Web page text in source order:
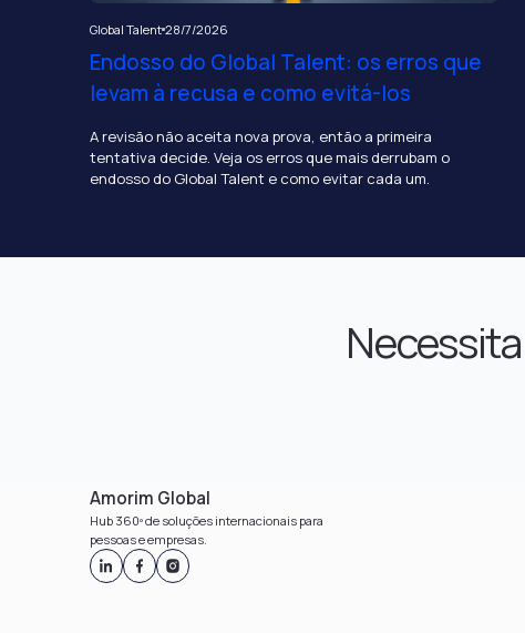
Global Talent 28/7/2026
Endosso do Global Talent: os erros que
levam à recusa e como evitá-los
A revisão não aceita nova prova, então a primeira
tentativa decide. Veja os erros que mais derrubam o
endosso do Global Talent e como evitar cada um.
Amorim Global
Hub 360º de soluções internacionais para
pessoas e empresas.